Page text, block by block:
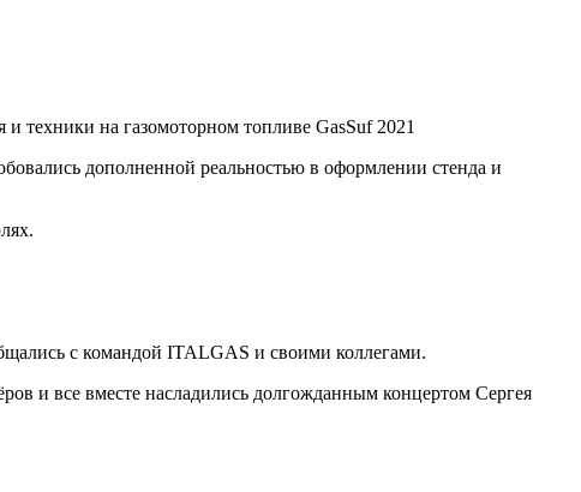
техники на газомоторном топливе GasSuf 2021
дополненной реальностью в оформлении стенда и
с командой ITALGAS и своими коллегами.
и все вместе насладились долгожданным концертом Сергея